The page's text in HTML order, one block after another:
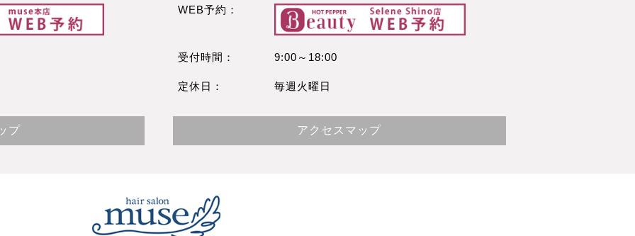
プ
WEB予約：
受付時間： 9:00～18:00
定休日： 毎週火曜日
アクセスマップ